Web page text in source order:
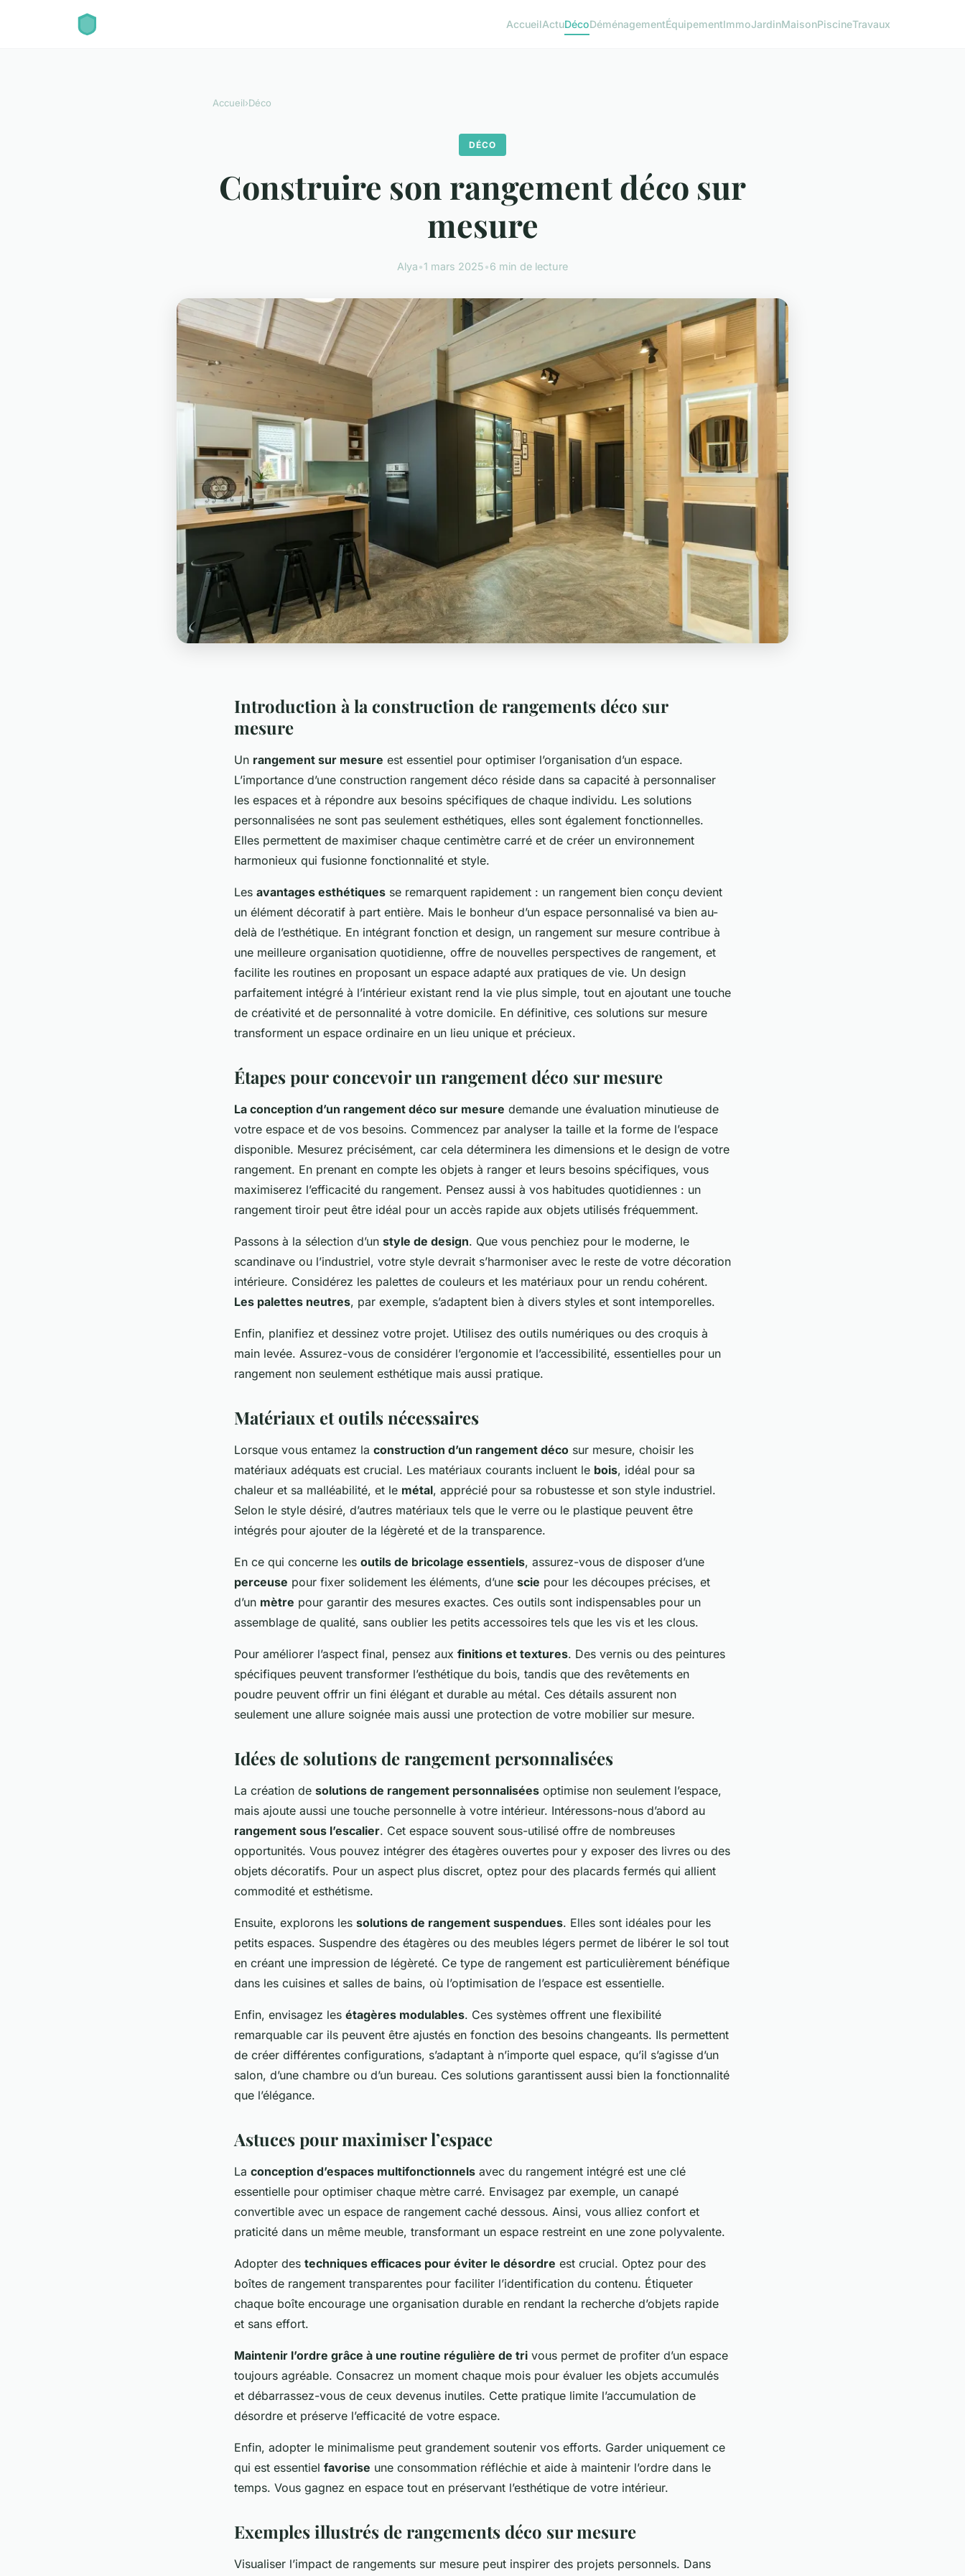
AccueilActuDécoDéménagementÉquipementImmoJardinMaisonPiscineTravaux
Accueil›Déco
DÉCO
Construire son rangement déco sur
mesure
Alya•1 mars 2025•6 min de lecture
Introduction à la construction de rangements déco sur
mesure
Un rangement sur mesure est essentiel pour optimiser l’organisation d’un espace.
L’importance d’une construction rangement déco réside dans sa capacité à personnaliser
les espaces et à répondre aux besoins spécifiques de chaque individu. Les solutions
personnalisées ne sont pas seulement esthétiques, elles sont également fonctionnelles.
Elles permettent de maximiser chaque centimètre carré et de créer un environnement
harmonieux qui fusionne fonctionnalité et style.
Les avantages esthétiques se remarquent rapidement : un rangement bien conçu devient
un élément décoratif à part entière. Mais le bonheur d’un espace personnalisé va bien au-
delà de l’esthétique. En intégrant fonction et design, un rangement sur mesure contribue à
une meilleure organisation quotidienne, offre de nouvelles perspectives de rangement, et
facilite les routines en proposant un espace adapté aux pratiques de vie. Un design
parfaitement intégré à l’intérieur existant rend la vie plus simple, tout en ajoutant une touche
de créativité et de personnalité à votre domicile. En définitive, ces solutions sur mesure
transforment un espace ordinaire en un lieu unique et précieux.
Étapes pour concevoir un rangement déco sur mesure
La conception d’un rangement déco sur mesure demande une évaluation minutieuse de
votre espace et de vos besoins. Commencez par analyser la taille et la forme de l’espace
disponible. Mesurez précisément, car cela déterminera les dimensions et le design de votre
rangement. En prenant en compte les objets à ranger et leurs besoins spécifiques, vous
maximiserez l’efficacité du rangement. Pensez aussi à vos habitudes quotidiennes : un
rangement tiroir peut être idéal pour un accès rapide aux objets utilisés fréquemment.
Passons à la sélection d’un style de design. Que vous penchiez pour le moderne, le
scandinave ou l’industriel, votre style devrait s’harmoniser avec le reste de votre décoration
intérieure. Considérez les palettes de couleurs et les matériaux pour un rendu cohérent.
Les palettes neutres, par exemple, s’adaptent bien à divers styles et sont intemporelles.
Enfin, planifiez et dessinez votre projet. Utilisez des outils numériques ou des croquis à
main levée. Assurez-vous de considérer l’ergonomie et l’accessibilité, essentielles pour un
rangement non seulement esthétique mais aussi pratique.
Matériaux et outils nécessaires
Lorsque vous entamez la construction d’un rangement déco sur mesure, choisir les
matériaux adéquats est crucial. Les matériaux courants incluent le bois, idéal pour sa
chaleur et sa malléabilité, et le métal, apprécié pour sa robustesse et son style industriel.
Selon le style désiré, d’autres matériaux tels que le verre ou le plastique peuvent être
intégrés pour ajouter de la légèreté et de la transparence.
En ce qui concerne les outils de bricolage essentiels, assurez-vous de disposer d’une
perceuse pour fixer solidement les éléments, d’une scie pour les découpes précises, et
d’un mètre pour garantir des mesures exactes. Ces outils sont indispensables pour un
assemblage de qualité, sans oublier les petits accessoires tels que les vis et les clous.
Pour améliorer l’aspect final, pensez aux finitions et textures. Des vernis ou des peintures
spécifiques peuvent transformer l’esthétique du bois, tandis que des revêtements en
poudre peuvent offrir un fini élégant et durable au métal. Ces détails assurent non
seulement une allure soignée mais aussi une protection de votre mobilier sur mesure.
Idées de solutions de rangement personnalisées
La création de solutions de rangement personnalisées optimise non seulement l’espace,
mais ajoute aussi une touche personnelle à votre intérieur. Intéressons-nous d’abord au
rangement sous l’escalier. Cet espace souvent sous-utilisé offre de nombreuses
opportunités. Vous pouvez intégrer des étagères ouvertes pour y exposer des livres ou des
objets décoratifs. Pour un aspect plus discret, optez pour des placards fermés qui allient
commodité et esthétisme.
Ensuite, explorons les solutions de rangement suspendues. Elles sont idéales pour les
petits espaces. Suspendre des étagères ou des meubles légers permet de libérer le sol tout
en créant une impression de légèreté. Ce type de rangement est particulièrement bénéfique
dans les cuisines et salles de bains, où l’optimisation de l’espace est essentielle.
Enfin, envisagez les étagères modulables. Ces systèmes offrent une flexibilité
remarquable car ils peuvent être ajustés en fonction des besoins changeants. Ils permettent
de créer différentes configurations, s’adaptant à n’importe quel espace, qu’il s’agisse d’un
salon, d’une chambre ou d’un bureau. Ces solutions garantissent aussi bien la fonctionnalité
que l’élégance.
Astuces pour maximiser l’espace
La conception d’espaces multifonctionnels avec du rangement intégré est une clé
essentielle pour optimiser chaque mètre carré. Envisagez par exemple, un canapé
convertible avec un espace de rangement caché dessous. Ainsi, vous alliez confort et
praticité dans un même meuble, transformant un espace restreint en une zone polyvalente.
Adopter des techniques efficaces pour éviter le désordre est crucial. Optez pour des
boîtes de rangement transparentes pour faciliter l’identification du contenu. Étiqueter
chaque boîte encourage une organisation durable en rendant la recherche d’objets rapide
et sans effort.
Maintenir l’ordre grâce à une routine régulière de tri vous permet de profiter d’un espace
toujours agréable. Consacrez un moment chaque mois pour évaluer les objets accumulés
et débarrassez-vous de ceux devenus inutiles. Cette pratique limite l’accumulation de
désordre et préserve l’efficacité de votre espace.
Enfin, adopter le minimalisme peut grandement soutenir vos efforts. Garder uniquement ce
qui est essentiel favorise une consommation réfléchie et aide à maintenir l’ordre dans le
temps. Vous gagnez en espace tout en préservant l’esthétique de votre intérieur.
Exemples illustrés de rangements déco sur mesure
Visualiser l’impact de rangements sur mesure peut inspirer des projets personnels. Dans